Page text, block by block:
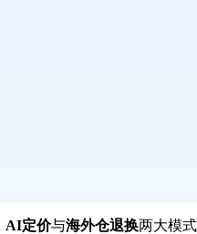
AI定价与海外仓退换两大模